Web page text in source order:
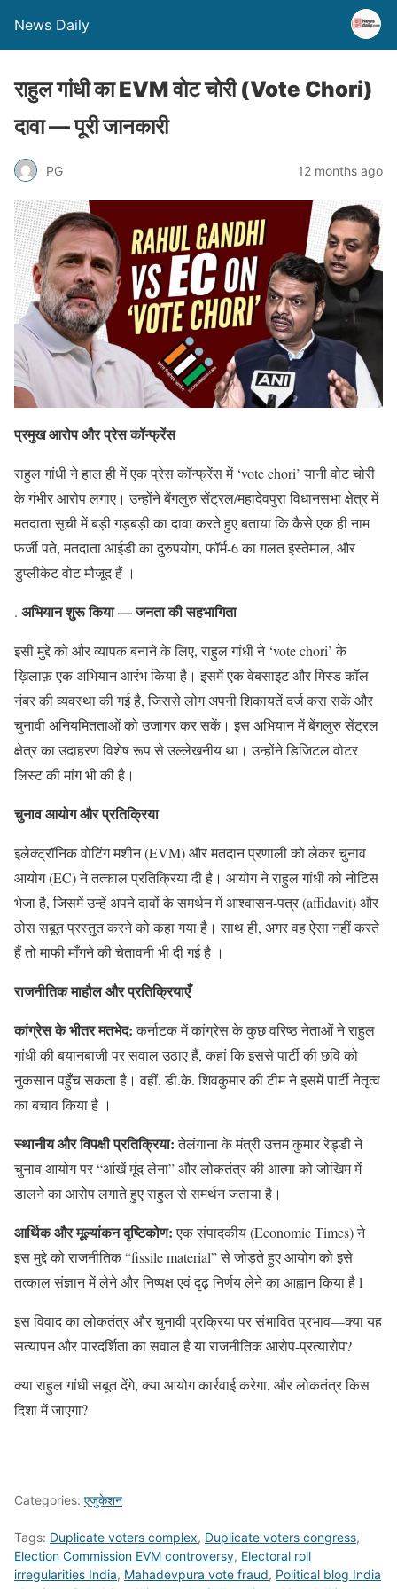
News Daily
राहुल गांधी का EVM वोट चोरी (Vote Chori)
दावा — पूरी जानकारी
PG 12 months ago
प्रमुख आरोप और प्रेस कॉन्फ्रेंस
राहुल गांधी ने हाल ही में एक प्रेस कॉन्फ्रेंस में ‘vote chori’ यानी वोट चोरी
के गंभीर आरोप लगाए। उन्होंने बेंगलुरु सेंट्रल/महादेवपुरा विधानसभा क्षेत्र में
मतदाता सूची में बड़ी गड़बड़ी का दावा करते हुए बताया कि कैसे एक ही नाम
फर्जी पते, मतदाता आईडी का दुरुपयोग, फॉर्म-6 का ग़लत इस्तेमाल, और
डुप्लीकेट वोट मौजूद हैं ।
. अभियान शुरू किया — जनता की सहभागिता
इसी मुद्दे को और व्यापक बनाने के लिए, राहुल गांधी ने ‘vote chori’ के
ख़िलाफ़ एक अभियान आरंभ किया है। इसमें एक वेबसाइट और मिस्ड कॉल
नंबर की व्यवस्था की गई है, जिससे लोग अपनी शिकायतें दर्ज करा सकें और
चुनावी अनियमितताओं को उजागर कर सकें। इस अभियान में बेंगलुरु सेंट्रल
क्षेत्र का उदाहरण विशेष रूप से उल्लेखनीय था। उन्होंने डिजिटल वोटर
लिस्ट की मांग भी की है।
चुनाव आयोग और प्रतिक्रिया
इलेक्ट्रॉनिक वोटिंग मशीन (EVM) और मतदान प्रणाली को लेकर चुनाव
आयोग (EC) ने तत्काल प्रतिक्रिया दी है। आयोग ने राहुल गांधी को नोटिस
भेजा है, जिसमें उन्हें अपने दावों के समर्थन में आश्वासन-पत्र (affidavit) और
ठोस सबूत प्रस्तुत करने को कहा गया है। साथ ही, अगर वह ऐसा नहीं करते
हैं तो माफी माँगने की चेतावनी भी दी गई है ।
राजनीतिक माहौल और प्रतिक्रियाएँ
कांग्रेस के भीतर मतभेद:कर्नाटक में कांग्रेस के कुछ वरिष्ठ नेताओं ने राहुल
गांधी की बयानबाजी पर सवाल उठाए हैं, कहां कि इससे पार्टी की छवि को
नुकसान पहुँच सकता है। वहीं, डी.के. शिवकुमार की टीम ने इसमें पार्टी नेतृत्व
का बचाव किया है ।
स्थानीय और विपक्षी प्रतिक्रिया:तेलंगाना के मंत्री उत्तम कुमार रेड्डी ने
चुनाव आयोग पर “आंखें मूंद लेना” और लोकतंत्र की आत्मा को जोखिम में
डालने का आरोप लगाते हुए राहुल से समर्थन जताया है।
आर्थिक और मूल्यांकन दृष्टिकोण:एक संपादकीय (Economic Times) ने
इस मुद्दे को राजनीतिक “fissile material” से जोड़ते हुए आयोग को इसे
तत्काल संज्ञान में लेने और निष्पक्ष एवं दृढ़ निर्णय लेने का आह्वान किया है l
इस विवाद का लोकतंत्र और चुनावी प्रक्रिया पर संभावित प्रभाव—क्या यह
सत्यापन और पारदर्शिता का सवाल है या राजनीतिक आरोप-प्रत्यारोप?
क्या राहुल गांधी सबूत देंगे, क्या आयोग कार्रवाई करेगा, और लोकतंत्र किस
दिशा में जाएगा?
Categories: एजुकेशन
Tags: Duplicate voters complex, Duplicate voters congress,
Election Commission EVM controversy, Electoral roll
irregularities India, Mahadevpura vote fraud, Political blog India